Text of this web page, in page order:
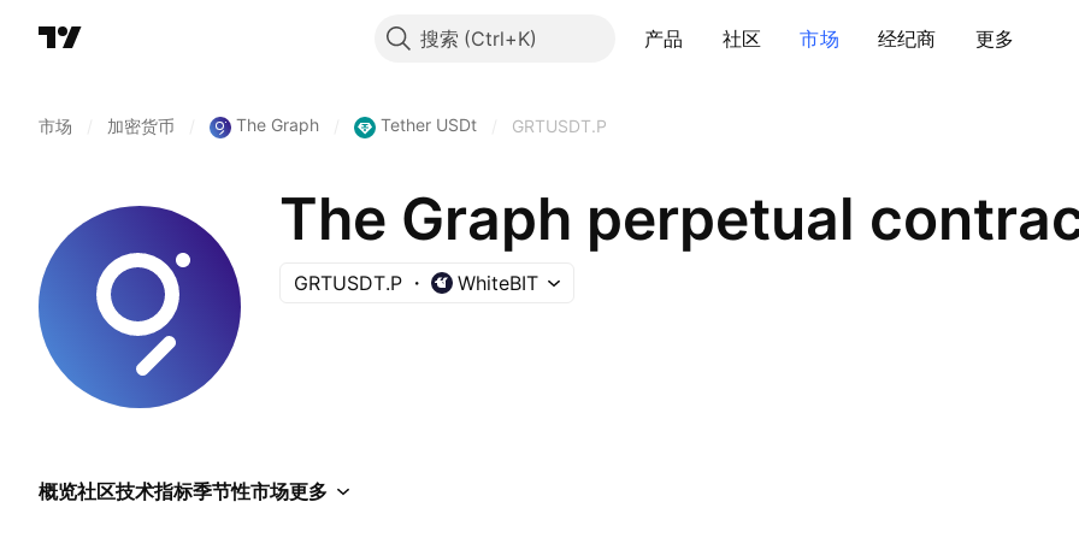
搜索 产品 社区 市场 经纪商 更多
市场 加密货币 The Graph Tether USDt GRTUSDT.P
The Graph perpetual
GRTUSDT.P WhiteBIT
概览社区技术指标季节性市场更多